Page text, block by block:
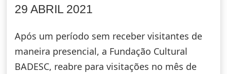
29 ABRIL 2021
Após um período sem receber visitantes de
maneira presencial, a Fundação Cultural
BADESC, reabre para visitações no mês de